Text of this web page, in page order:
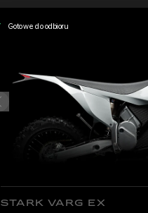
Gotowe do odbioru
STARK VARG EX